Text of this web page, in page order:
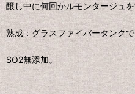
醸し中に何回かルモンタージュ
熟成：グラスファイバータンク
SO2無添加。